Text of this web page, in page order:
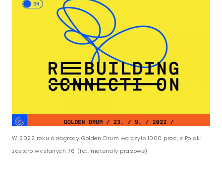
W 2022 roku o nagrody Golden Drum walczyło 1000 prac, z Polski
zostało wysłanych 76 (fot. materiały prasowe)